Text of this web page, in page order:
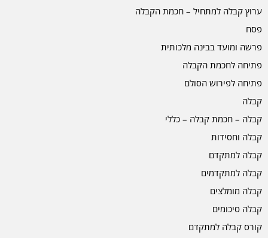
ערוץ קבלה למתחיל – חכמת הקבלה
פסח
פרשה ומועד בבינה מלכותית
פתיחה לחכמת הקבלה
פתיחה לפירוש הסולם
קבלה
קבלה – חכמת קבלה – כללי
קבלה וחסידות
קבלה למתקדם
קבלה למתקדמים
קבלה מומלצים
קבלה סיכומים
קורס קבלה למתקדם